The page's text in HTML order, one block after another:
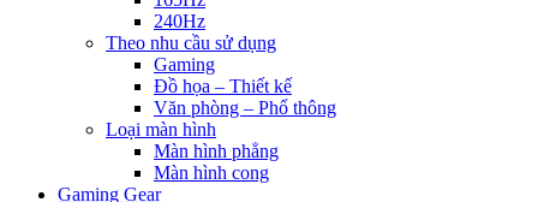
240Hz
Theo nhu cầu sử dụng
Gaming
Đồ họa – Thiết kế
Văn phòng – Phổ thông
Loại màn hình
Màn hình phẳng
Màn hình cong
Gaming Gear